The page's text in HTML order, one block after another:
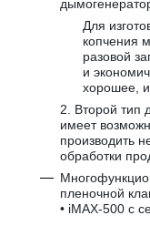
Для
копчения
разовой
и
хорошее,
2. Второй тип
имеет
производить
обработки
пленочной
• iMAX-500 с